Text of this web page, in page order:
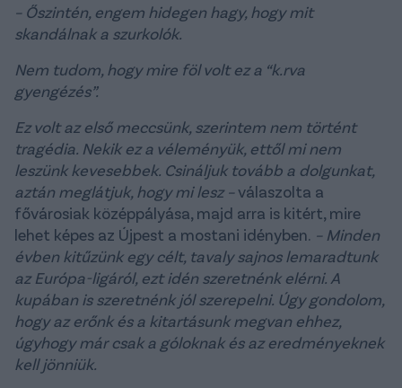
– Őszintén, engem hidegen hagy, hogy mit
skandálnak a szurkolók.
Nem tudom, hogy mire föl volt ez a “k.rva
gyengézés”.
Ez volt az első meccsünk, szerintem nem történt
tragédia. Nekik ez a véleményük, ettől mi nem
leszünk kevesebbek. Csináljuk tovább a dolgunkat,
aztán meglátjuk, hogy mi lesz –válaszolta a
fővárosiak középpályása, majd arra is kitért, mire
lehet képes az Újpest a mostani idényben. – Minden
évben kitűzünk egy célt, tavaly sajnos lemaradtunk
az Európa-ligáról, ezt idén szeretnénk elérni. A
kupában is szeretnénk jól szerepelni. Úgy gondolom,
hogy az erőnk és a kitartásunk megvan ehhez,
úgyhogy már csak a góloknak és az eredményeknek
kell jönniük.